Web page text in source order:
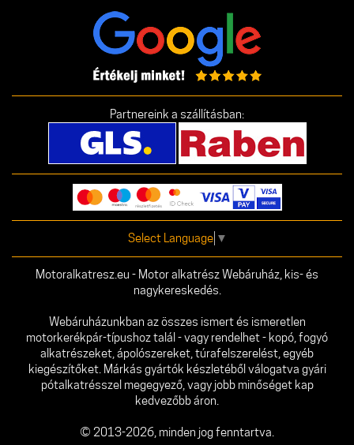
Partnereink a szállításban:
Select Language ▼
Motoralkatresz.eu - Motor alkatrész Webáruház, kis- és
nagykereskedés.
Webáruházunkban az összes ismert és ismeretlen
motorkerékpár-típushoz talál - vagy rendelhet - kopó, fogyó
alkatrészeket, ápolószereket, túrafelszerelést, egyéb
kiegészítőket. Márkás gyártók készletéből válogatva gyári
pótalkatrésszel megegyező, vagy jobb minőséget kap
kedvezőbb áron.
© 2013-2026, minden jog fenntartva.